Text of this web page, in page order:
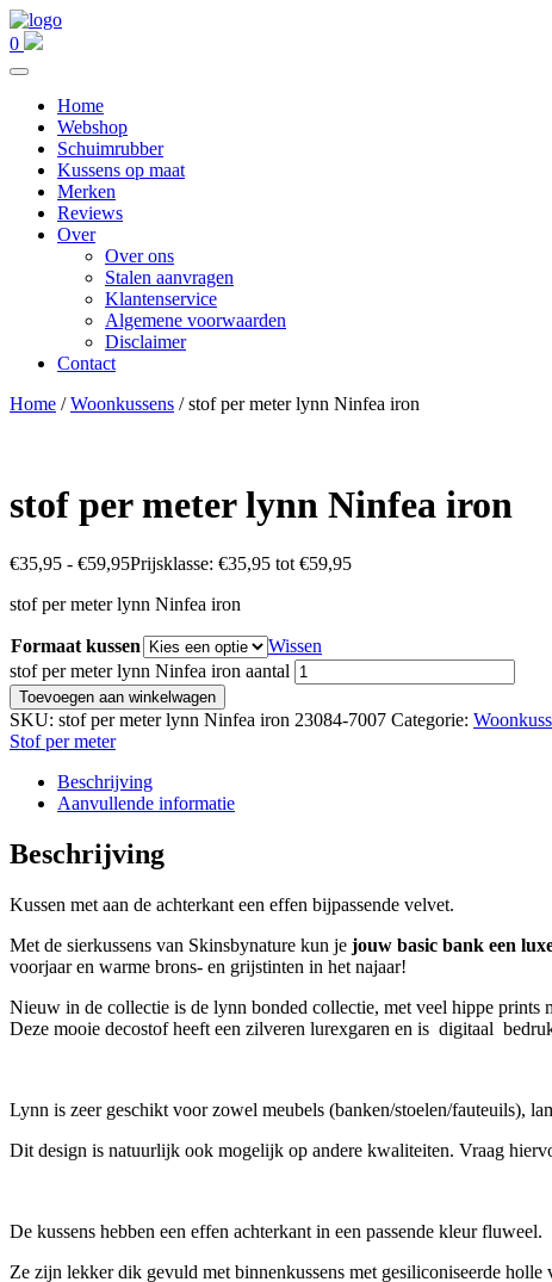
0
Home
Webshop
Schuimrubber
Kussens op maat
Merken
Reviews
Over
Over ons
Stalen aanvragen
Klantenservice
Algemene voorwaarden
Disclaimer
Contact
Home /Woonkussens / stof per meter lynn Ninfea iron
stof per meter lynn Ninfea iron
€35,95 - €59,95Prijsklasse: €35,95 tot €59,95
stof per meter lynn Ninfea iron
Formaat kussen
Wissen
stof per meter lynn Ninfea iron aantal
Toevoegen aan winkelwagen
SKU: stof per meter lynn Ninfea iron 23084-7007 Categorie:
Stof per meter
Beschrijving
Aanvullende informatie
Beschrijving
Kussen met aan de achterkant een effen bijpassende velvet.
Met de sierkussens van Skinsbynature kun je jouw basic bank een
voorjaar en warme brons- en grijstinten in het najaar!
Nieuw in de collectie is de lynn bonded collectie, met veel hippe prints
Deze mooie decostof heeft een zilveren lurexgaren en is digitaal
Lynn is zeer geschikt voor zowel meubels (banken/stoelen/fauteuils),
Dit design is natuurlijk ook mogelijk op andere kwaliteiten. Vraag
De kussens hebben een effen achterkant in een passende kleur fluweel.
Ze zijn lekker dik gevuld met binnenkussens met gesiliconiseerde